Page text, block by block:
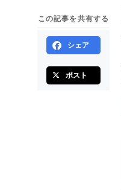
この記事を共有する
シェア
ポスト